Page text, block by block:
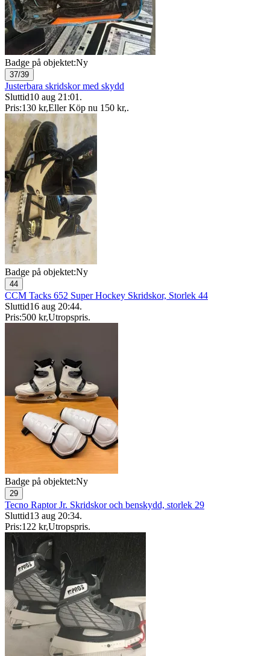
Badge på objektet:Ny
37/39
Justerbara skridskor med skydd
Sluttid10 aug 21:01 .
Pris:130 kr,Eller Köp nu 150 kr,.
Badge på objektet:Ny
44
CCM Tacks 652 Super Hockey Skridskor, Storlek 44
Sluttid16 aug 20:44.
Pris:500 kr,Utropspris.
Badge på objektet:Ny
29
Tecno Raptor Jr. Skridskor och benskydd, storlek 29
Sluttid13 aug 20:34.
Pris:122 kr,Utropspris.